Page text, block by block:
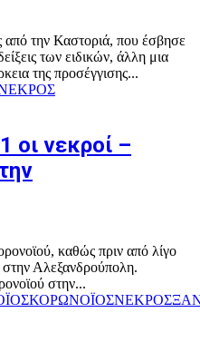
από την Καστοριά, που έσβησε
των ειδικών, άλλη μια
της προσέγγισης...
οι νεκροί –
καθώς πριν από λίγο
στην Αλεξανδρούπολη.
στην...
ΚΟΡΩΝΟΪΟΣΝΕΚΡΟΣ